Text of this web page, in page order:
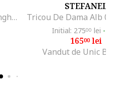
Set de sutiene cu cupe triunghiulare si detaliu logo - 3 perechi, Alb/Negru/Gri melange
STEFANEL
Tricou De Dama Alb
Initial: 27500 lei -
16500lei
Vandut de Unic